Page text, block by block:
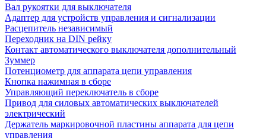
Вал рукоятки для выключателя
Адаптер для устройств управления и сигнализации
Расцепитель независимый
Переходник на DIN рейку
Контакт автоматического выключателя дополнительный
Зуммер
Потенциометр для аппарата цепи управления
Кнопка нажимная в сборе
Управляющий переключатель в сборе
Привод для силовых автоматических выключателей
электрический
Держатель маркировочной пластины аппарата для цепи
управления